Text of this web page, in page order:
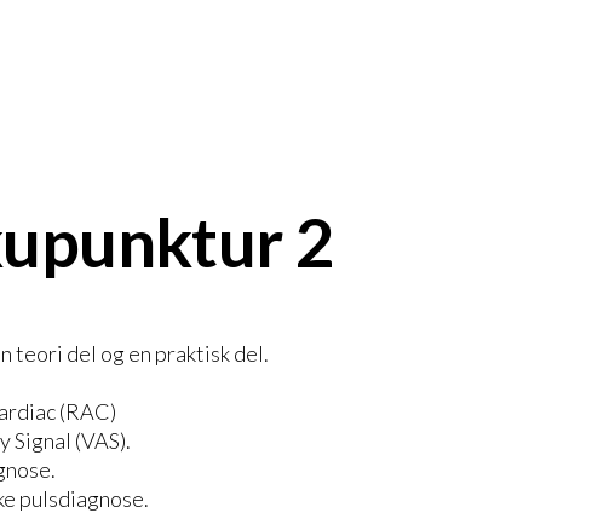
2
teori del og en praktisk del.
(RAC)
Signal (VAS).
pulsdiagnose.